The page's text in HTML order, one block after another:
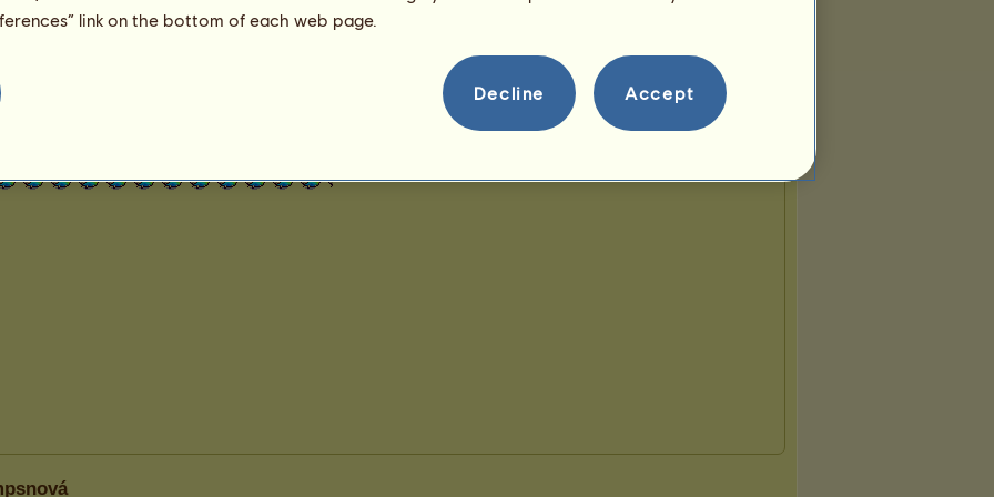
link on the bottom of each web page.
Decline Accept